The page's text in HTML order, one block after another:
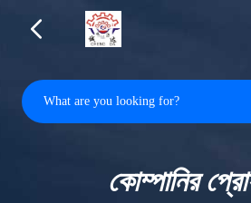
কোম্পানির